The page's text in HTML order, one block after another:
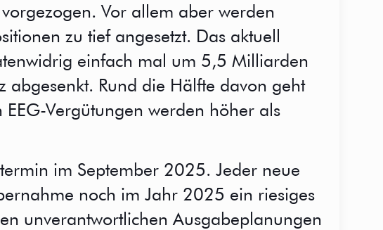
Vor allem aber werden
zu tief angesetzt. Das aktuell
einfach mal um 5,5 Milliarden
Rund die Hälfte davon geht
Vergütungen werden höher als
im September 2025. Jeder neue
noch im Jahr 2025 ein riesiges
unverantwortlichen Ausgabeplanungen